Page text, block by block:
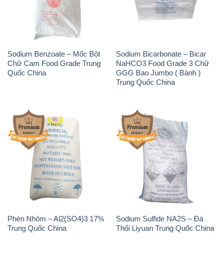
Sodium Benzoate – Mốc Bột
Chữ Cam Food Grade Trung
Quốc China
Sodium Bicarbonate – Bicar
NaHCO3 Food Grade 3 Chữ
GGG Bao Jumbo ( Bành )
Trung Quốc China
Phèn Nhôm – Al2(SO4)3 17%
Trung Quốc China
Sodium Sulfide NA2S – Đá
Thối Liyuan Trung Quốc China